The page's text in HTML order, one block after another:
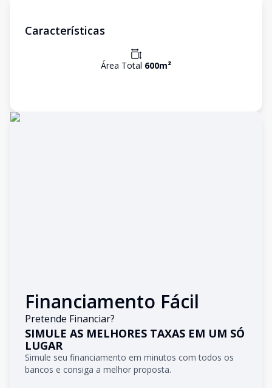
Características
Área Total 600m²
Financiamento Fácil
Pretende Financiar?
SIMULE AS MELHORES TAXAS EM UM SÓ
LUGAR
Simule seu financiamento em minutos com todos os
bancos e consiga a melhor proposta.